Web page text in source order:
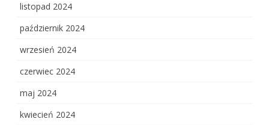
listopad 2024
październik 2024
wrzesień 2024
czerwiec 2024
maj 2024
kwiecień 2024